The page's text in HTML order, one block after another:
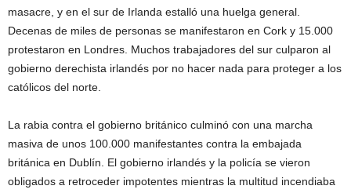
masacre, y en el sur de Irlanda estalló una huelga general.
Decenas de miles de personas se manifestaron en Cork y 15.000
protestaron en Londres. Muchos trabajadores del sur culparon al
gobierno derechista irlandés por no hacer nada para proteger a los
católicos del norte.
La rabia contra el gobierno británico culminó con una marcha
masiva de unos 100.000 manifestantes contra la embajada
británica en Dublín. El gobierno irlandés y la policía se vieron
obligados a retroceder impotentes mientras la multitud incendiaba